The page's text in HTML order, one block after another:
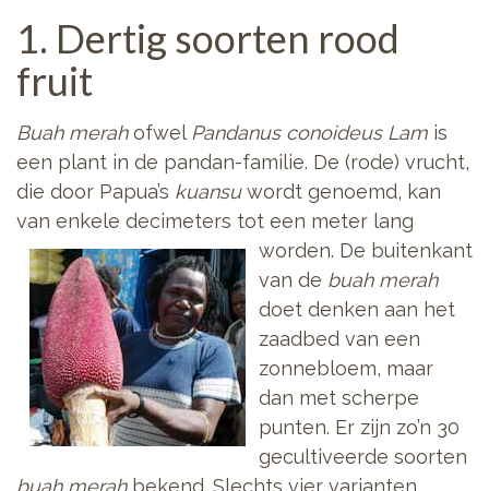
1. Dertig soorten rood
fruit
Buah merahofwel Pandanus conoideus Lam is
een plant in de pandan-familie. De (rode) vrucht,
die door Papua’s kuansuwordt genoemd, kan
van enkele decimeters tot een meter lang
worden. De buitenkant
van de buah merah
doet denken aan het
zaadbed van een
zonnebloem, maar
dan met scherpe
punten. Er zijn zo’n 30
gecultiveerde soorten
buah merahbekend. Slechts vier varianten